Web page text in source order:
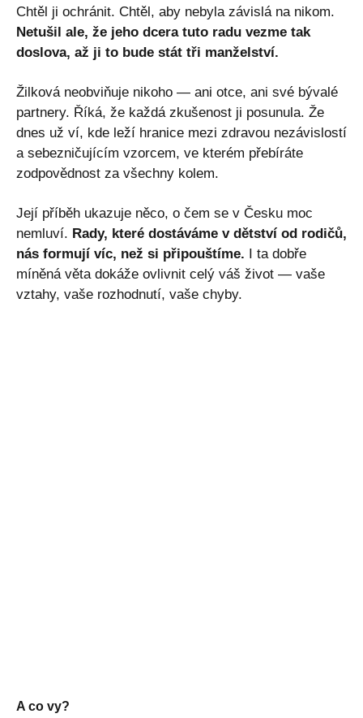
Chtěl ji ochránit. Chtěl, aby nebyla závislá na nikom.
Netušil ale, že jeho dcera tuto radu vezme tak
doslova, až ji to bude stát tři manželství.
Žilková neobviňuje nikoho — ani otce, ani své bývalé
partnery. Říká, že každá zkušenost ji posunula. Že
dnes už ví, kde leží hranice mezi zdravou nezávislostí
a sebezničujícím vzorcem, ve kterém přebíráte
zodpovědnost za všechny kolem.
Její příběh ukazuje něco, o čem se v Česku moc
nemluví. Rady, které dostáváme v dětství od rodičů,
nás formují víc, než si připouštíme. I ta dobře
míněná věta dokáže ovlivnit celý váš život — vaše
vztahy, vaše rozhodnutí, vaše chyby.
A co vy?